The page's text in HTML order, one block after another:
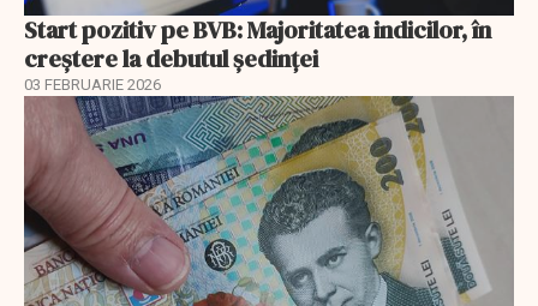
Start pozitiv pe BVB: Majoritatea indicilor, în
creştere la debutul şedinţei
03 FEBRUARIE 2026